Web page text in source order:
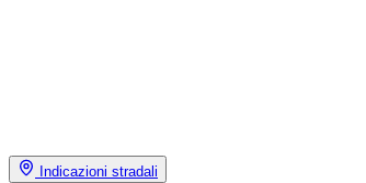
Indicazioni stradali